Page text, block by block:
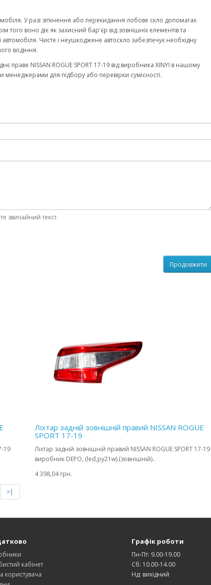
У разі зіткнення або перекидання лобове скло допомагає
того воно діє як захисний бар'єр від зовнішніх елементів та
Чисте і неушкоджене автоскло забезпечує необхідну
водіння.
NISSAN ROGUE SPORT 17-19 від виробника XINYI в нашому
менеджерами для підбору або перевірки сумісності.
звичайний текст.
Продовжити
19
Ліхтар задній зовнішній правий NISSAN ROGUE
SPORT 17-19
Ліхтар задній зовнішній правий NISSAN ROGUE SPORT 17-19
виробник DEPO, (led,py21w).(зовнішній)..
4 398,04 грн.
>|
кабінет
користувача
Графік роботи
Пн-Пт: 9.00-19.00
Сб: 10.00-14.00
Нд: вихідний